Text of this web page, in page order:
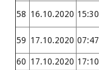
58 16.10.2020 15:30
59 17.10.2020 07:47
60 17.10.2020 17:10